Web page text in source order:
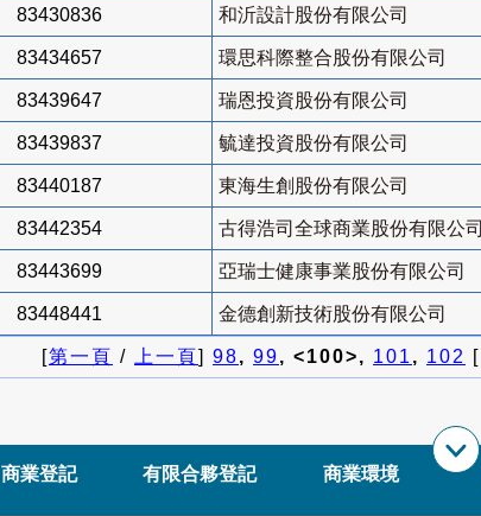
83430836 和沂設計股份有限公司
83434657 環思科際整合股份有限公司
83439647 瑞恩投資股份有限公司
83439837 毓達投資股份有限公司
83440187 東海生創股份有限公司
83442354 古得浩司全球商業股份有限公司
83443699 亞瑞士健康事業股份有限公司
83448441 金德創新技術股份有限公司
[第一頁 / 上一頁] 98, 99, <100>, 101, 102 [
商業登記 有限合夥登記 商業環境